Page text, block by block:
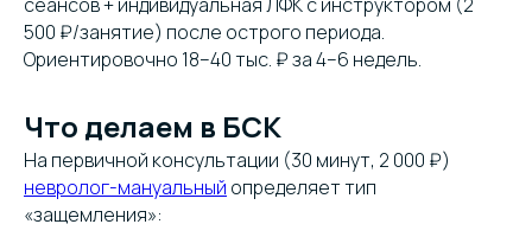
500 ₽/занятие) после острого периода.
Ориентировочно 18–40 тыс. ₽ за 4–6 недель.
Что делаем в БСК
На первичной консультации (30 минут, 2 000 ₽)
невролог-мануальный определяет тип
«защемления»: